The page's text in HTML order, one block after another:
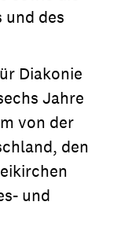
des
Diakonie
Jahre
von der
den
und